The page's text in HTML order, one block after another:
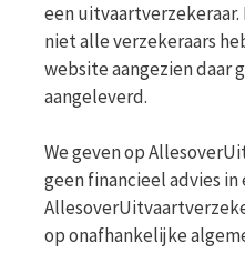
een
niet alle verzekeraars
website aangezien daar
aangeleverd.
We geven op
geen financieel advies in
op onafhankelijke